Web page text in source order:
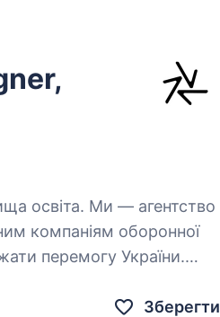
— агентство
компаніям оборонної
перемогу України.
Зберегти